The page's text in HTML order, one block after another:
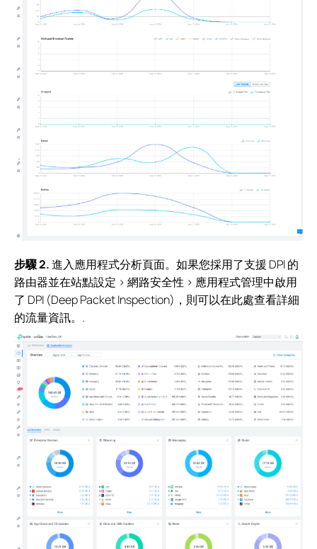
步驟 2.進入應用程式分析頁面。如果您採用了支援 DPI 的
路由器並在站點設定 > 網路安全性 > 應用程式管理中啟用
了 DPI (Deep Packet Inspection)，則可以在此處查看詳細
的流量資訊。.